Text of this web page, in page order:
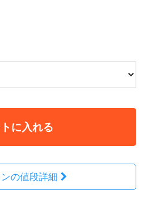
に入れる
の値段詳細